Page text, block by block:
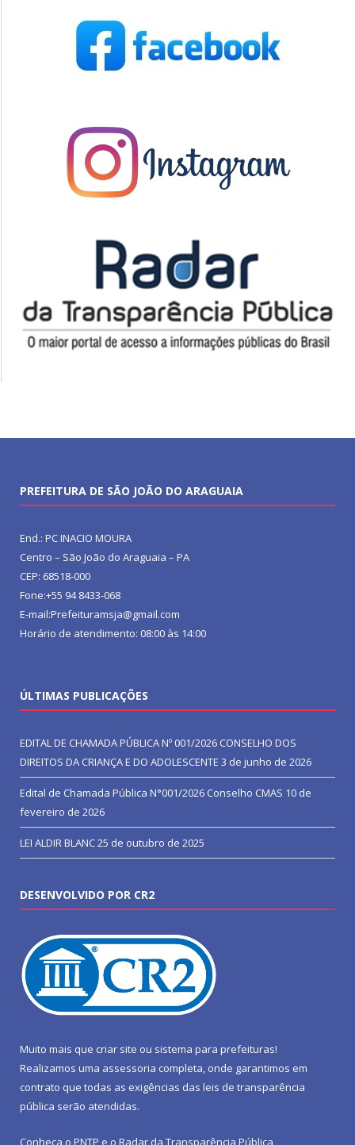
PREFEITURA DE SÃO JOÃO DO ARAGUAIA
End.: PC INACIO MOURA
Centro – São João do Araguaia – PA
CEP: 68518-000
Fone:+55 94 8433-068
E-mail:Prefeituramsja@gmail.com
Horário de atendimento: 08:00 às 14:00
ÚLTIMAS PUBLICAÇÕES
EDITAL DE CHAMADA PÚBLICA Nº 001/2026 CONSELHO DOS
DIREITOS DA CRIANÇA E DO ADOLESCENTE 3 de junho de 2026
Edital de Chamada Pública N°001/2026 Conselho CMAS 10 de
fevereiro de 2026
LEI ALDIR BLANC25 de outubro de 2025
DESENVOLVIDO POR CR2
Muito mais que criar site ou sistema para prefeituras!
Realizamos uma assessoria completa, onde garantimos em
contrato que todas as exigências das leis de transparência
pública serão atendidas.
Conheça o PNTP e o Radar da Transparência Pública